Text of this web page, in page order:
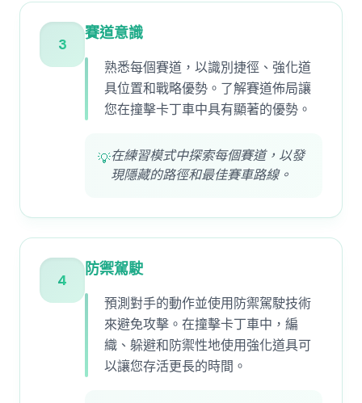
3
賽道意識
熟悉每個賽道，以識別捷徑、強化道
具位置和戰略優勢。了解賽道佈局讓
您在撞擊卡丁車中具有顯著的優勢。
💡在練習模式中探索每個賽道，以發
現隱藏的路徑和最佳賽車路線。
4
防禦駕駛
預測對手的動作並使用防禦駕駛技術
來避免攻擊。在撞擊卡丁車中，編
織、躲避和防禦性地使用強化道具可
以讓您存活更長的時間。